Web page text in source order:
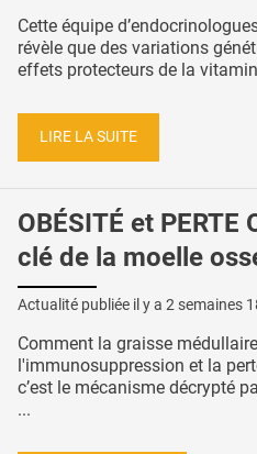
Cette équipe
révèle que des variations
effets protecteurs de la
LIRE LA SUITE
OBÉSITÉ et PERTE
clé de la moelle
Actualité publiée il y a 2 semaines
Comment la graisse
l'immunosuppression et la
c’est le mécanisme décrypté
...